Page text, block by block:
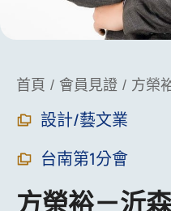
You are here:
首頁 會員見證 方榮
設計/藝文業
台南第1分會
方榮裕－沂